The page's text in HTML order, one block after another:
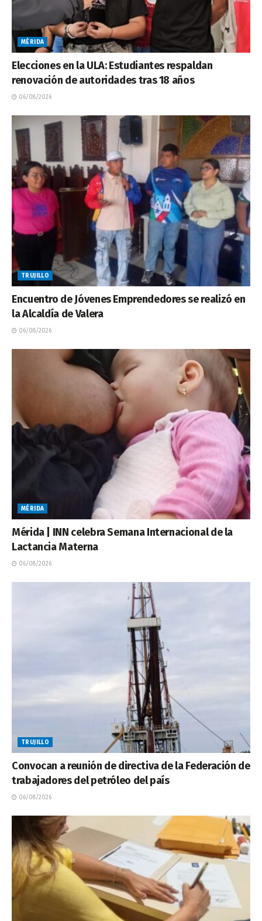
MÉRIDA
Elecciones en la ULA: Estudiantes respaldan
renovación de autoridades tras 18 años
06/08/2026
TRUJILLO
Encuentro de Jóvenes Emprendedores se realizó en
la Alcaldía de Valera
06/08/2026
MÉRIDA
Mérida | INN celebra Semana Internacional de la
Lactancia Materna
06/08/2026
TRUJILLO
Convocan a reunión de directiva de la Federación de
trabajadores del petróleo del país
06/08/2026